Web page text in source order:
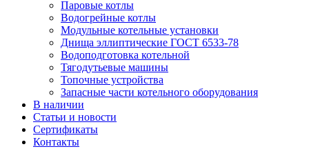
Паровые котлы
Водогрейные котлы
Модульные котельные установки
Днища эллиптические ГОСТ 6533-78
Водоподготовка котельной
Тягодутьевые машины
Топочные устройства
Запасные части котельного оборудования
В наличии
Статьи и новости
Сертификаты
Контакты